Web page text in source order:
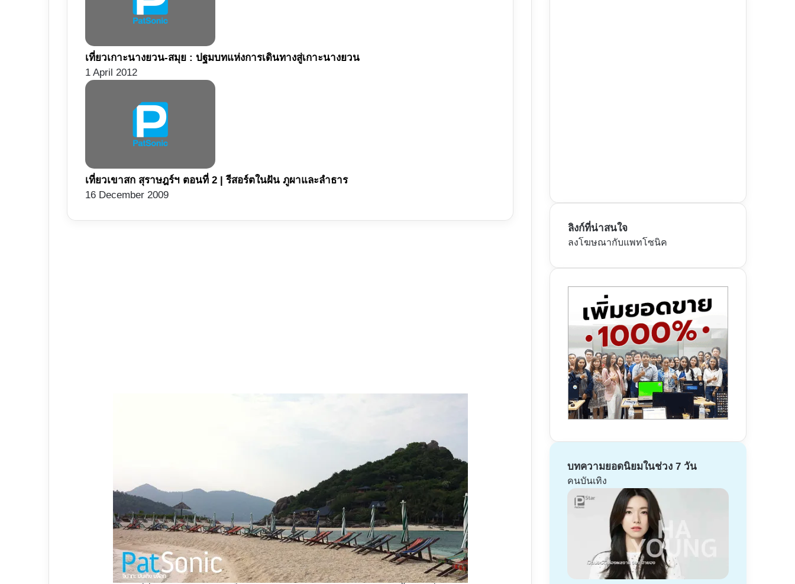
เที่ยวเกาะนางยวน-สมุย : ปฐมบทแห่งการเดินทางสู่เกาะนางยวน
1 April 2012
เที่ยวเขาสก สุราษฎร์ฯ ตอนที่ 2 | รีสอร์ตในฝัน ภูผาและลำธาร
16 December 2009
ลิงก์ที่น่าสนใจ
ลงโฆษณากับแพทโซนิค
บทความยอดนิยมในช่วง 7 วัน
คนบันเทิง